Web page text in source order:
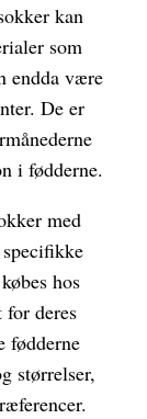
kan
som
endda være
De er
i fødderne.
med
hos
deres
fødderne
størrelser,